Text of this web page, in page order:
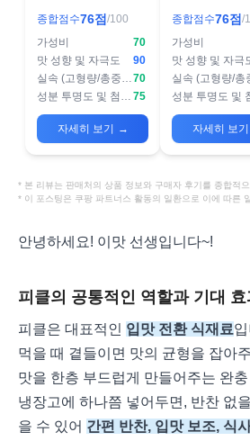
종합점수76점 /100
가성비
70
맛 성향 및 자극도
90
실속 (고형량/총중량)70
성분 투명도 및 첨가물 75
자세히 보기 →
종합점수76점 /
가성비
맛 성향 및 자극
자세히 보기
* 본 리뷰는 판매처의 상품 정보와 구매자 후기를 종합적
* 이 포스팅은 쿠팡 파트너스 활동의 일환으로 이에 따른
안녕하세요! 이맛 선생입니다~!
피클의 공통적인 역할과 기대
피클은 대표적인 입맛 전환 식재료
먹을 때 곁들이면 맛의 균형을 잡아
맛을 한층 부드럽게 만들어주는 완
냉장고에 하나쯤 넣어두면, 반찬 없
을 수 있어 간편 반찬, 입맛 보조, 식